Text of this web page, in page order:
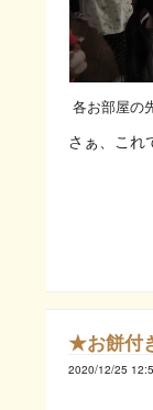
各お部屋の
さぁ、これ
★お餅付
2020/12/25